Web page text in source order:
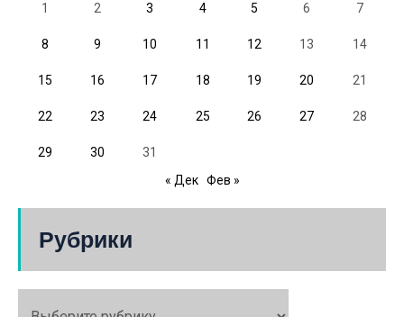
1 2 3 4 5 6 7
8 9 10 11 12 13 14
15 16 17 18 19 20 21
22 23 24 25 26 27 28
29 30
31
« Дек Фев »
Рубрики